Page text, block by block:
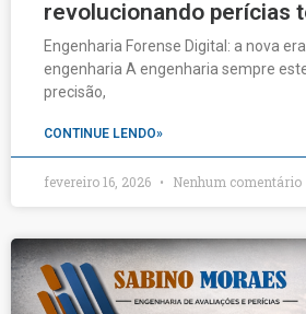
revolucionando perícias
Engenharia Forense Digital: a nova
engenharia A engenharia sempre
precisão,
CONTINUE LENDO»
fevereiro 16, 2026 Nenhum comentário